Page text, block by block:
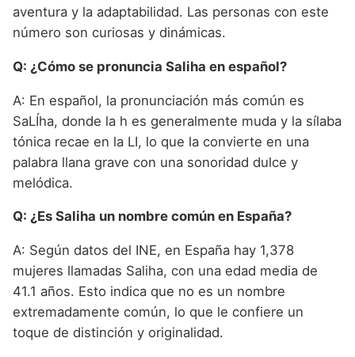
aventura y la adaptabilidad. Las personas con este
número son curiosas y dinámicas.
Q: ¿Cómo se pronuncia Saliha en español?
A: En español, la pronunciación más común es
SaLÍha, donde la h es generalmente muda y la sílaba
tónica recae en la LI, lo que la convierte en una
palabra llana grave con una sonoridad dulce y
melódica.
Q: ¿Es Saliha un nombre común en España?
A: Según datos del INE, en España hay 1,378
mujeres llamadas Saliha, con una edad media de
41.1 años. Esto indica que no es un nombre
extremadamente común, lo que le confiere un
toque de distinción y originalidad.